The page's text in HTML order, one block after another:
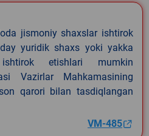
jismoniy shaxslar ishtirok
yuridik shaxs yoki yakka
etishlari mumkin
Vazirlar Mahkamasining
qarori bilan tasdiqlangan
VM-485